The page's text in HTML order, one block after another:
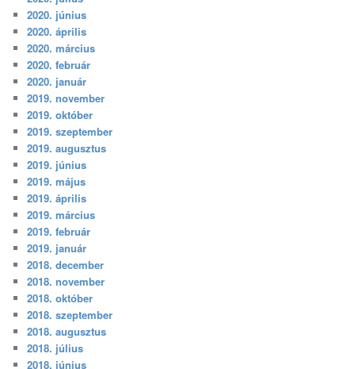
2020. június
2020. április
2020. március
2020. február
2020. január
2019. november
2019. október
2019. szeptember
2019. augusztus
2019. június
2019. május
2019. április
2019. március
2019. február
2019. január
2018. december
2018. november
2018. október
2018. szeptember
2018. augusztus
2018. július
2018. június